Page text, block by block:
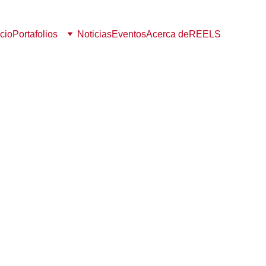
Portafolios NoticiasEventosAcerca deREELS